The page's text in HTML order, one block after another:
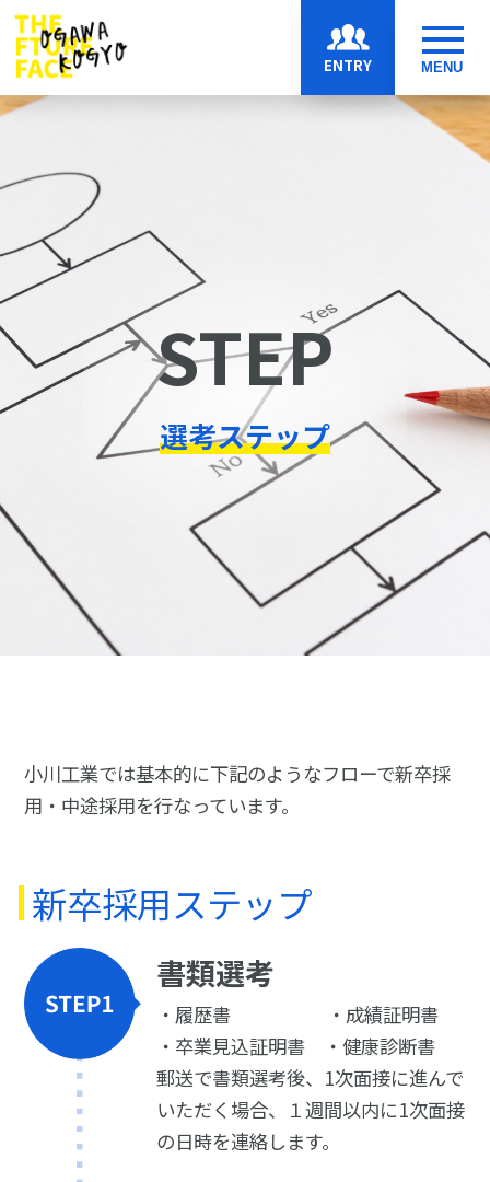
MENU
ENTRY
STEP
選考ステップ
小川工業では基本的に下記のようなフローで新卒採
用・中途採用を行なっています。
新卒採用ステップ
書類選考
履歴書 ・成績証明書
卒業見込証明書 ・健康診断書
郵送で書類選考後、1次面接に進んで
いただく場合、１週間以内に1次面接
の日時を連絡します。